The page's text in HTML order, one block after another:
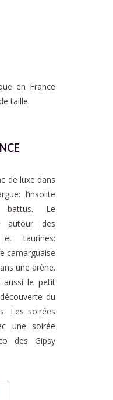
en France
taille.
de luxe dans
l’insolite
Le
autour des
et taurines:
camarguaise
une arène.
aussi le petit
du
Les soirées
une soirée
des Gipsy